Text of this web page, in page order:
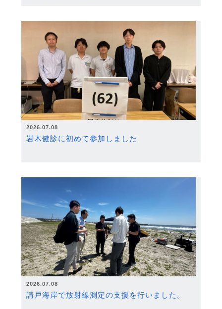
2026.07.08
岩木健診に初めて参加しました
2026.07.08
請戸海岸で放射線測定の支援を行いました。